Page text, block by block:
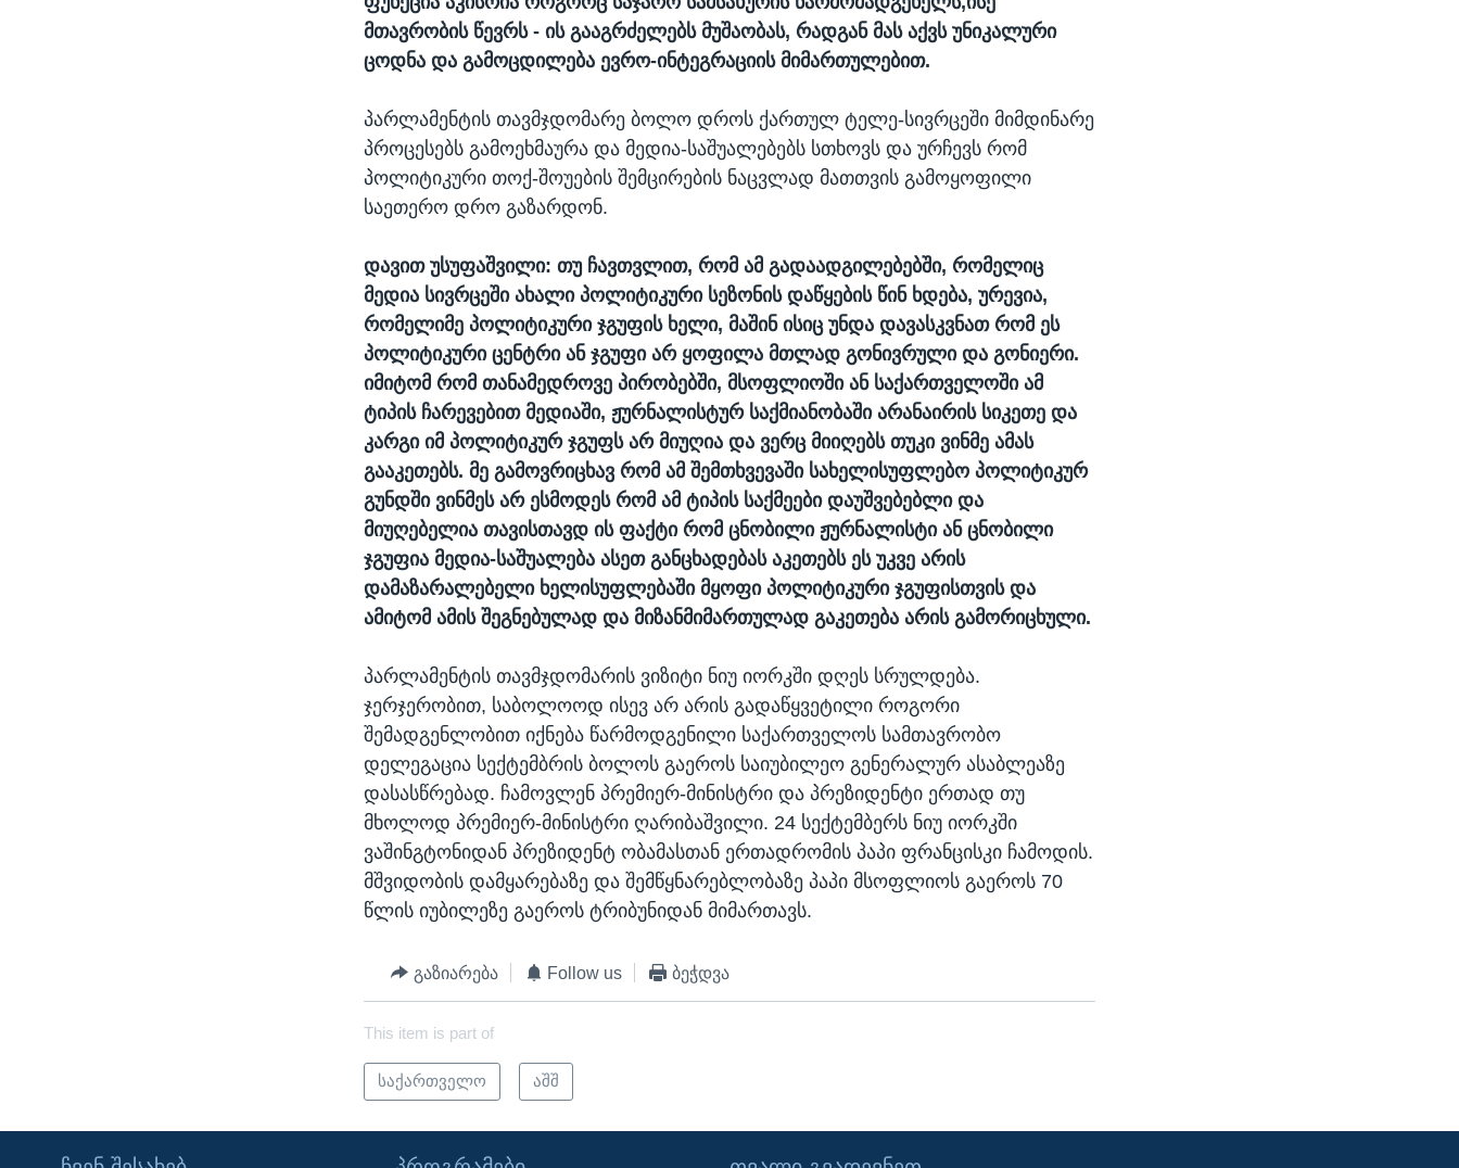
მთავრობის წევრს - ის გააგრძელებს მუშაობას, რადგან მას აქვს უნიკალური
ცოდნა და გამოცდილება ევრო-ინტეგრაციის მიმართულებით.
პარლამენტის თავმჯდომარე ბოლო დროს ქართულ ტელე-სივრცეში მიმდინარე
პროცესებს გამოეხმაურა და მედია-საშუალებებს სთხოვს და ურჩევს რომ
პოლიტიკური თოქ-შოუების შემცირების ნაცვლად მათთვის გამოყოფილი
საეთერო დრო გაზარდონ.
დავით უსუფაშვილი: თუ ჩავთვლით, რომ ამ გადაადგილებებში, რომელიც
მედია სივრცეში ახალი პოლიტიკური სეზონის დაწყების წინ ხდება, ურევია,
რომელიმე პოლიტიკური ჯგუფის ხელი, მაშინ ისიც უნდა დავასკვნათ რომ ეს
პოლიტიკური ცენტრი ან ჯგუფი არ ყოფილა მთლად გონივრული და გონიერი.
იმიტომ რომ თანამედროვე პირობებში, მსოფლიოში ან საქართველოში ამ
ტიპის ჩარევებით მედიაში, ჟურნალისტურ საქმიანობაში არანაირის სიკეთე და
კარგი იმ პოლიტიკურ ჯგუფს არ მიუღია და ვერც მიიღებს თუკი ვინმე ამას
გააკეთებს. მე გამოვრიცხავ რომ ამ შემთხვევაში სახელისუფლებო პოლიტიკურ
გუნდში ვინმეს არ ესმოდეს რომ ამ ტიპის საქმეები დაუშვებებლი და
მიუღებელია თავისთავდ ის ფაქტი რომ ცნობილი ჟურნალისტი ან ცნობილი
ჯგუფია მედია-საშუალება ასეთ განცხადებას აკეთებს ეს უკვე არის
დამაზარალებელი ხელისუფლებაში მყოფი პოლიტიკური ჯგუფისთვის და
ამიტომ ამის შეგნებულად და მიზანმიმართულად გაკეთება არის გამორიცხული.
პარლამენტის თავმჯდომარის ვიზიტი ნიუ იორკში დღეს სრულდება.
ჯერჯერობით, საბოლოოდ ისევ არ არის გადაწყვეტილი როგორი
შემადგენლობით იქნება წარმოდგენილი საქართველოს სამთავრობო
დელეგაცია სექტემბრის ბოლოს გაეროს საიუბილეო გენერალურ ასაბლეაზე
დასასწრებად. ჩამოვლენ პრემიერ-მინისტრი და პრეზიდენტი ერთად თუ
მხოლოდ პრემიერ-მინისტრი ღარიბაშვილი. 24 სექტემბერს ნიუ იორკში
ვაშინგტონიდან პრეზიდენტ ობამასთან ერთადრომის პაპი ფრანცისკი ჩამოდის.
მშვიდობის დამყარებაზე და შემწყნარებლობაზე პაპი მსოფლიოს გაეროს 70
წლის იუბილეზე გაეროს ტრიბუნიდან მიმართავს.
გაზიარება Follow us ბეჭდვა
This item is part of
საქართველო აშშ